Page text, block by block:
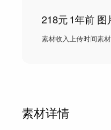
218元
素材收入
1年前
上传时间
图
素
素材详情